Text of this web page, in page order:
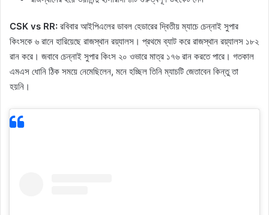
CSK vs RR: রবিবার আইপিএলের ডাবল হেডারের দ্বিতীয় ম্যাচে চেন্নাই সুপার
কিংসকে ৬ রানে হারিয়েছে রাজস্থান রয়্যালস। প্রথমে ব্যাট করে রাজস্থান রয়্যালস ১৮২
রান করে। জবাবে চেন্নাই সুপার কিংস ২০ ওভারে মাত্র ১৭৬ রান করতে পারে। গতকাল
এমএস ধোনি ঠিক সময়ে নেমেছিলেন, মনে হচ্ছিল তিনি ম্যাচটি জেতাবেন কিন্তু তা
হয়নি।